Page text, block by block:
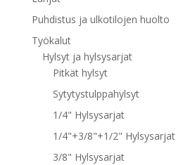
Puhdistus ja ulkotilojen huolto
Työkalut
Hylsyt ja hylsysarjat
Pitkät hylsyt
Sytytystulppahylsyt
1/4" Hylsysarjat
1/4"+3/8"+1/2" Hylsysarjat
3/8" Hylsysarjat